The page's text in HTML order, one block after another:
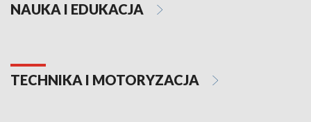
NAUKA I EDUKACJA
TECHNIKA I MOTORYZACJA